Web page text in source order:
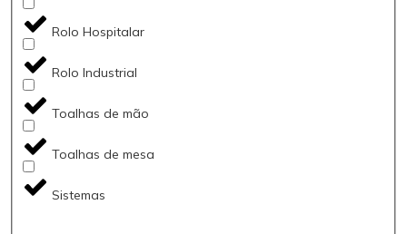
Rolo Hospitalar
Rolo Industrial
Toalhas de mão
Toalhas de mesa
Sistemas